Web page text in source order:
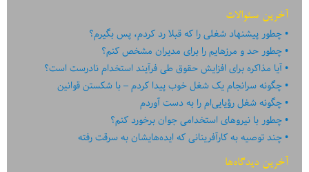
آخرین سئوالات
چطور پیشنهاد شغلی را که قبلا رد کردم، پس بگیرم؟
چطور حد و مرزهایم را برای مدیران مشخص کنم؟
آیا مذاکره برای افزایش حقوق طی فرآیند استخدام نادرست است؟
چگونه سرانجام یک شغل خوب پیدا کردم – با شکستن قوانین
چگونه شغل رؤیایی‌ام را به دست آوردم
چطور با نیروهای استخدامی جوان برخورد کنم؟
چند توصیه به کارآفرینانی که ایده‏‏‌‏‏‌هایشان به سرقت رفته
آخرین دیدگاه‌ها